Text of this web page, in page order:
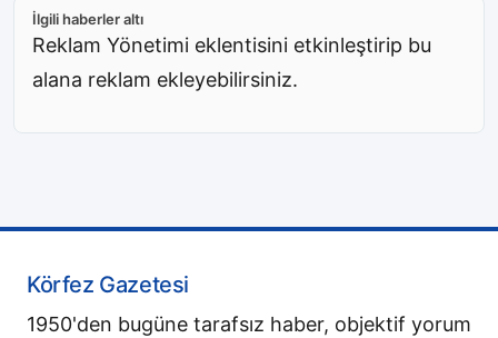
İlgili haberler altı
Reklam Yönetimi eklentisini etkinleştirip bu
alana reklam ekleyebilirsiniz.
Körfez Gazetesi
1950'den bugüne tarafsız haber, objektif yorum